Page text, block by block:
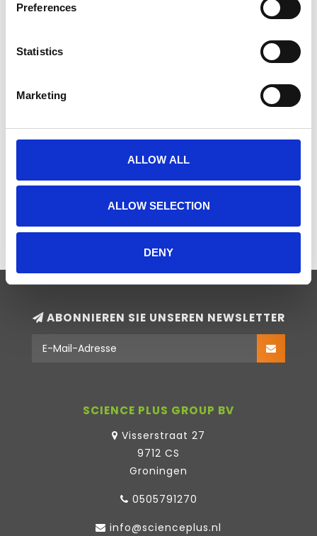
Preferences
Statistics
Marketing
ALLOW ALL
ALLOW SELECTION
DENY
€779,00
ABONNIEREN SIE UNSEREN NEWSLETTER
SCIENCE PLUS GROUP BV
Visserstraat 27
9712 CS
Groningen
0505791270
info@scienceplus.nl